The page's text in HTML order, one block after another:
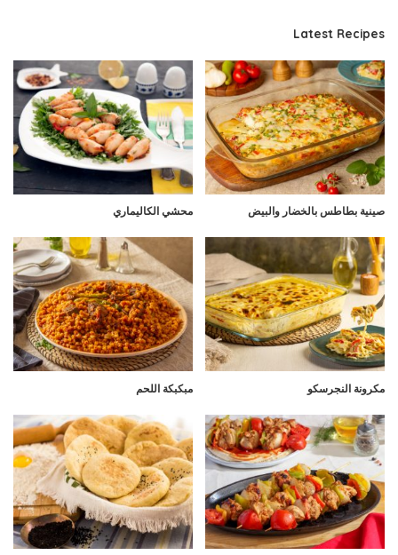
Latest Recipes
صينية بطاطس بالخضار والبيض محشي الكاليماري
مكرونة النجرسكو مبكبكة اللحم